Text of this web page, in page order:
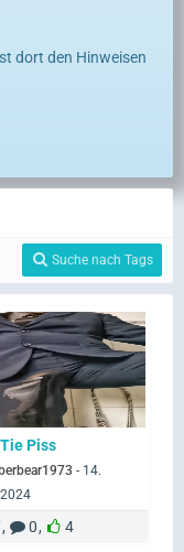
dort den Hinweisen
Suche nach Tags
Piss
- 14.
0 4